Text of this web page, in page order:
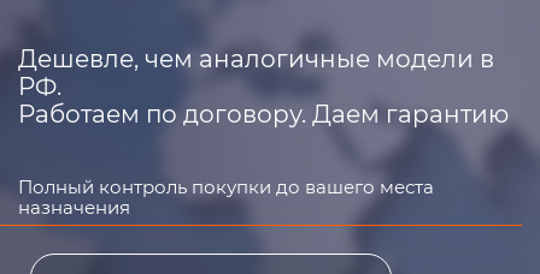
Дешевле, чем аналогичные модели в
РФ.
Работаем по договору. Даем гарантию
Полный контроль покупки до вашего места
назначения